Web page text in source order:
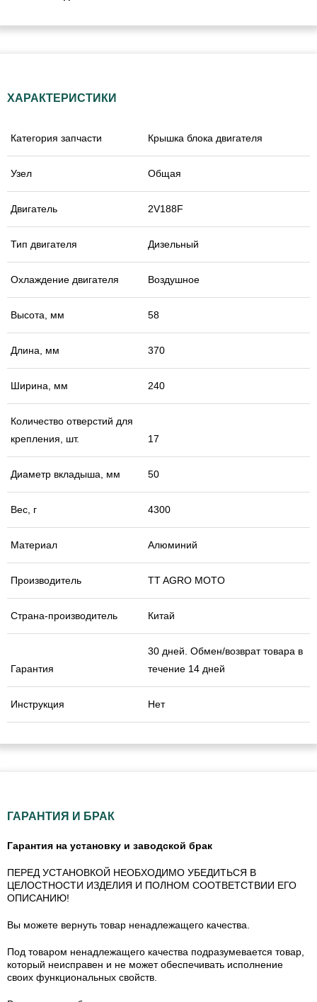
ХАРАКТЕРИСТИКИ
Категория запчасти Крышка блока двигателя
Узел Общая
Двигатель 2V188F
Тип двигателя Дизельный
Охлаждение двигателя Воздушное
Высота, мм 58
Длина, мм 370
Ширина, мм 240
Количество отверстий для
крепления, шт.
17
Диаметр вкладыша, мм 50
Вес, г 4300
Материал Алюминий
Производитель TT AGRO MOTO
Страна-производитель Китай
Гарантия
30 дней. Обмен/возврат товара в
течение 14 дней
Инструкция Нет
ГАРАНТИЯ И БРАК
Гарантия на установку и заводской брак
ПЕРЕД УСТАНОВКОЙ НЕОБХОДИМО УБЕДИТЬСЯ В
ЦЕЛОСТНОСТИ ИЗДЕЛИЯ И ПОЛНОМ СООТВЕТСТВИИ ЕГО
ОПИСАНИЮ!
Вы можете вернуть товар ненадлежащего качества.
Под товаром ненадлежащего качества подразумевается товар,
который неисправен и не может обеспечивать исполнение
своих функциональных свойств.